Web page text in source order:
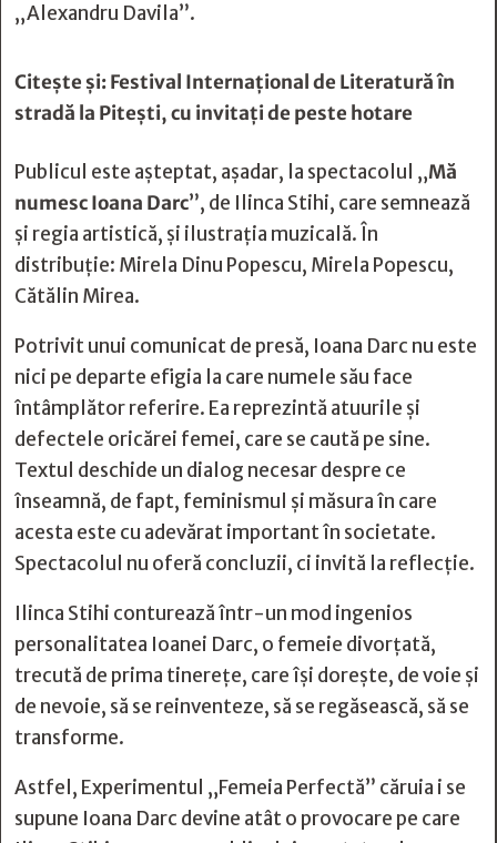
„Alexandru Davila”.
Citește și:Festival Internațional de Literatură în
stradă la Pitești, cu invitați de peste hotare
Publicul este așteptat, așadar, la spectacolul „Mă
numesc Ioana Darc”, de Ilinca Stihi, care semnează
și regia artistică, și ilustrația muzicală. În
distribuție: Mirela Dinu Popescu, Mirela Popescu,
Cătălin Mirea.
Potrivit unui comunicat de presă, Ioana Darc nu este
nici pe departe efigia la care numele său face
întâmplător referire. Ea reprezintă atuurile și
defectele oricărei femei, care se caută pe sine.
Textul deschide un dialog necesar despre ce
înseamnă, de fapt, feminismul și măsura în care
acesta este cu adevărat important în societate.
Spectacolul nu oferă concluzii, ci invită la reflecție.
Ilinca Stihi conturează într-un mod ingenios
personalitatea Ioanei Darc, o femeie divorțată,
trecută de prima tinerețe, care își dorește, de voie și
de nevoie, să se reinventeze, să se regăsească, să se
transforme.
Astfel, Experimentul „Femeia Perfectă” căruia i se
supune Ioana Darc devine atât o provocare pe care